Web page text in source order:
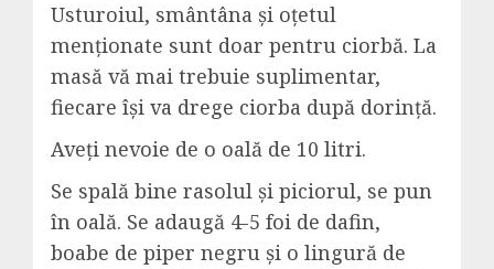
Usturoiul, smântâna și oțetul
menționate sunt doar pentru ciorbă. La
masă vă mai trebuie suplimentar,
fiecare își va drege ciorba după dorință.
Aveți nevoie de o oală de 10 litri.
Se spală bine rasolul și piciorul, se pun
în oală. Se adaugă 4-5 foi de dafin,
boabe de piper negru și o lingură de